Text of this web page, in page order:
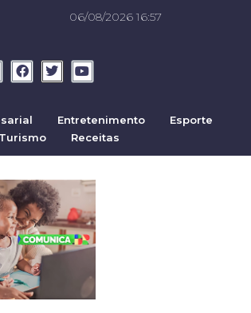
06/08/2026 16:57
Entretenimento
Esporte
Turismo Receitas